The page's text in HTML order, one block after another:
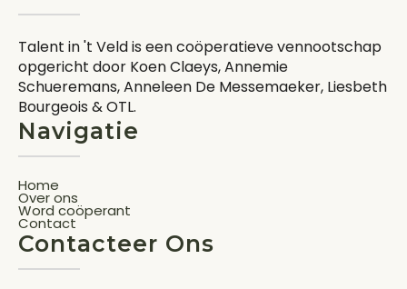
Talent in 't Veld is een coöperatieve vennootschap
opgericht door Koen Claeys, Annemie
Schueremans, Anneleen De Messemaeker, Liesbeth
Bourgeois & OTL.
Navigatie
Home
Over ons
Word coöperant
Contact
Contacteer Ons